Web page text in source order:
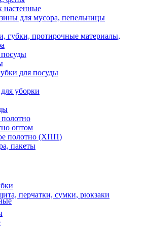
настенные
для мусора, пепельницы
губки, протирочные материалы,
посуды
для посуды
уборки
оптом
полотно (ХПП)
пакеты
перчатки, сумки, рюкзаки